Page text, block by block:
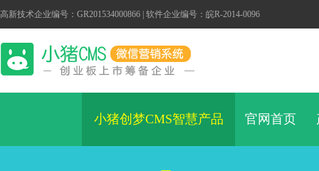
高新技术企业编号：GR201534000866 | 软件企业编号：皖R-2014-0096
小猪创梦CMS智慧产品 官网首页